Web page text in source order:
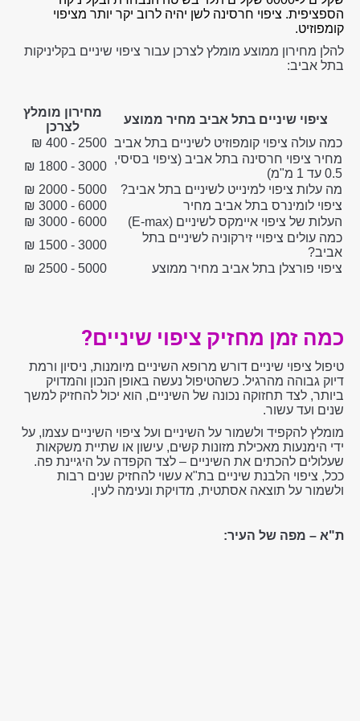
הספציפית. ציפוי חרסינה לשן יהיה לרוב יקר יותר מציפוי
קומפוזיט.
להלן מחירון ממוצע מומלץ לצרכן עבור ציפוי שיניים בקליניקות
בתל אביב:
ציפוי שיניים בתל אביב מחיר ממוצע
מחירון מומלץ
לצרכן
כמה עולה ציפוי קומפוזיט לשיניים בתל אביב 2500 - 400 ₪
מחיר ציפוי חרסינה בתל אביב (ציפוי בסיסי,
0.5 עד 1 מ"מ)
3000 - 1800 ₪
מה עלות ציפוי למינייט לשיניים בתל אביב?
5000 - 2000 ₪
ציפוי לומינרס בתל אביב מחיר
6000 - 3000 ₪
העלות של ציפוי איימקס לשיניים (E-max)
6000 - 3000 ₪
כמה עולים ציפויי זירקוניה לשיניים בתל
אביב?
3000 - 1500 ₪
ציפוי פורצלן בתל אביב מחיר ממוצע
5000 - 2500 ₪
כמה זמן מחזיק ציפוי שיניים?
טיפול ציפוי שיניים דורש מרופא השיניים מיומנות, ניסיון ורמת
דיוק גבוהה מהרגיל. כשהטיפול נעשה באופן הנכון והמדויק
ביותר, לצד תחזוקה נכונה של השיניים, הוא יכול להחזיק למשך
שנים ועד עשור.
מומלץ להקפיד ולשמור על השיניים ועל ציפוי השיניים עצמו, על
ידי הימנעות מאכילת מזונות קשים, עישון או שתיית משקאות
שעלולים להכתים את השיניים – לצד הקפדה על היגיינת פה.
ככל, ציפוי הלבנת שיניים בת"א עשוי להחזיק שנים רבות
ולשמור על תוצאה אסתטית, מדויקת ונעימה לעין.
ת"א – מפה של העיר: